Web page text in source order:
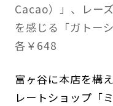
Cacao）」、レー
を感じる「ガトー
各￥648
富ヶ谷に本店を構
レートショップ「